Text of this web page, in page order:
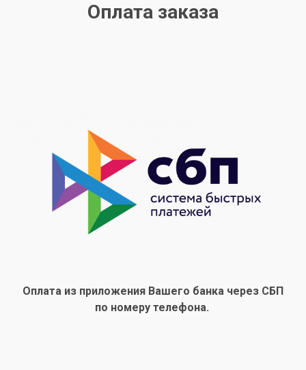
Оплата заказа
Оплата из приложения Вашего банка через СБП
по номеру телефона.